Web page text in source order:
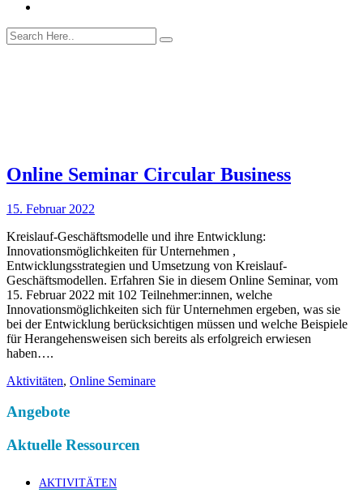
Online Seminar Circular Business
15. Februar 2022
Kreislauf-Geschäftsmodelle und ihre Entwicklung:
Innovationsmöglichkeiten für Unternehmen ,
Entwicklungsstrategien und Umsetzung von Kreislauf-
Geschäftsmodellen. Erfahren Sie in diesem Online Seminar, vom
15. Februar 2022 mit 102 Teilnehmer:innen, welche
Innovationsmöglichkeiten sich für Unternehmen ergeben, was sie
bei der Entwicklung berücksichtigen müssen und welche Beispiele
für Herangehensweisen sich bereits als erfolgreich erwiesen
haben….
Aktivitäten, Online Seminare
Angebote
Aktuelle Ressourcen
AKTIVITÄTEN